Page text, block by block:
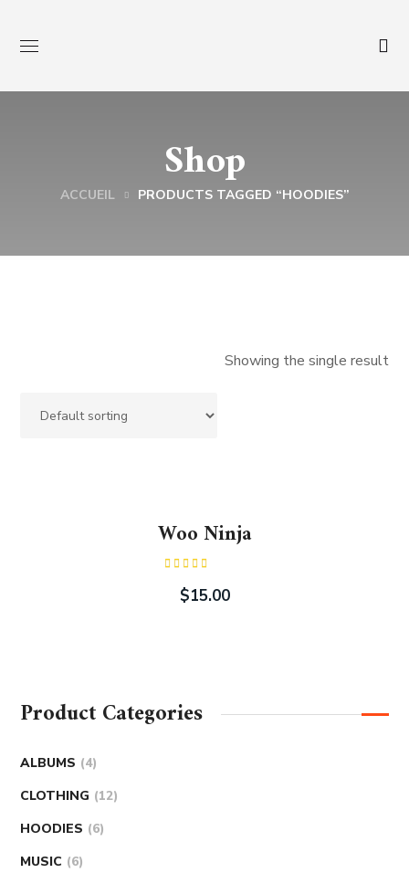
Shop
ACCUEIL PRODUCTS TAGGED “HOODIES”
Showing the single result
Woo Ninja
4.00 out
of 5
$15.00
Product Categories
ALBUMS
4
CLOTHING
12
HOODIES
6
MUSIC
6